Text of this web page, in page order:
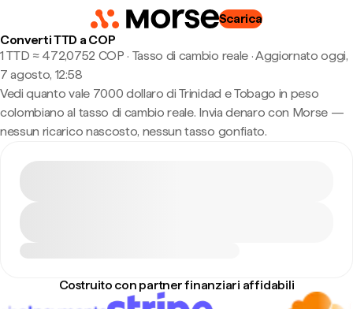
Scarica
Converti TTD a COP
1 TTD ≈ 472,0752 COP · Tasso di cambio reale·Aggiornato oggi,
7 agosto, 12:58
Vedi quanto vale 7000 dollaro di Trinidad e Tobago in peso
colombiano al tasso di cambio reale. Invia denaro con Morse —
nessun ricarico nascosto, nessun tasso gonfiato.
Costruito con partner finanziari affidabili